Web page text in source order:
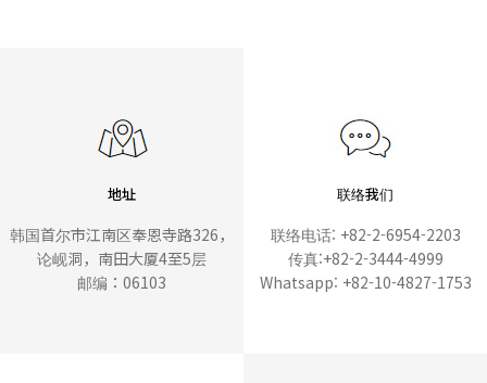
地址
韩国首尔市江南区奉恩寺路326，
论岘洞，南田大厦4至5层
邮编：06103
联络我们
联络电话: +82-2-6954-2203
传真:+82-2-3444-4999
Whatsapp: +82-10-4827-1753